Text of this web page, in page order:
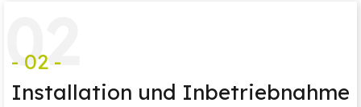
02
- 02 -
Installation und Inbetriebnahme